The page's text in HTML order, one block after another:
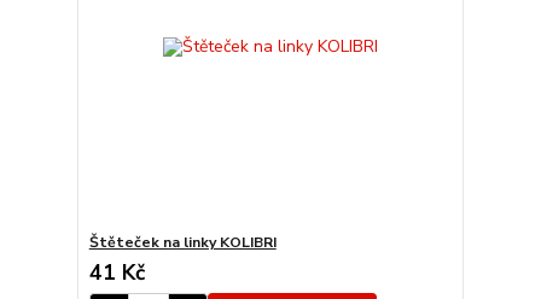
Štěteček na linky KOLIBRI
41 Kč